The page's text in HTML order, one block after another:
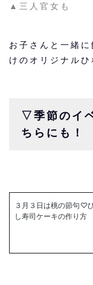
▲三人官女も
お子さんと一緒
けのオリジナル
▽季節のイ
ちらにも！